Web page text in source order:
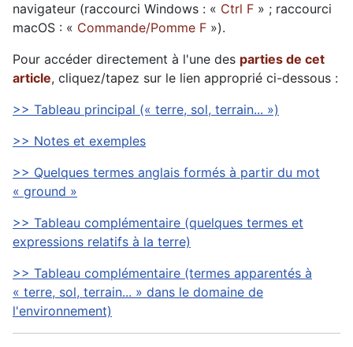
navigateur (raccourci Windows : « Ctrl F » ; raccourci
macOS : « Commande/Pomme F »).
Pour accéder directement à l'une des parties de cet
article, cliquez/tapez sur le lien approprié ci-dessous :
>> Tableau principal (« terre, sol, terrain... »)
>> Notes et exemples
>> Quelques termes anglais formés à partir du mot
« ground »
>> Tableau complémentaire (quelques termes et
expressions relatifs à la terre)
>> Tableau complémentaire (termes apparentés à
« terre, sol, terrain... » dans le domaine de
l'environnement)